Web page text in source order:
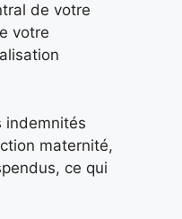
de votre
votre
indemnités
maternité,
ce qui